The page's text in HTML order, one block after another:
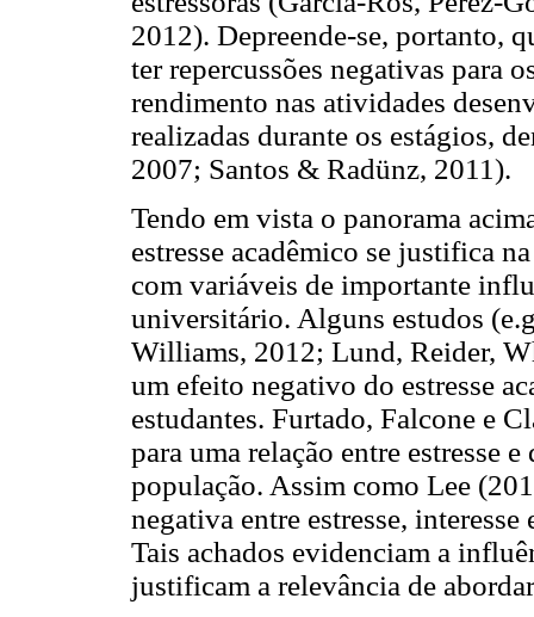
2012). Depreende-se, portanto,
ter repercussões negativas para
rendimento nas atividades
realizadas durante os estágios,
2007; Santos & Radünz, 2011).
Tendo em vista o panorama
estresse acadêmico se justifica
com variáveis de importante
universitário. Alguns estudos
Williams, 2012; Lund, Reider,
um efeito negativo do estresse
estudantes. Furtado, Falcone e
para uma relação entre estresse
população. Assim como Lee
negativa entre estresse, interesse
Tais achados evidenciam a
justificam a relevância de